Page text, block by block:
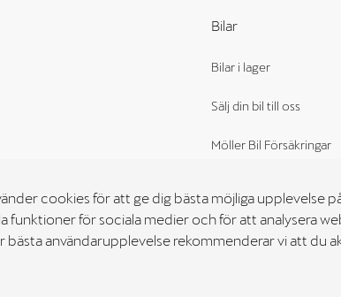
cookies för att ge dig bästa möjliga upplevelse
funktioner för sociala medier och för att analysera
bästa användarupplevelse rekommenderar vi att du
Bilar
Bilar i lager
Sälj din bil till oss
Möller Bil Försäkringar